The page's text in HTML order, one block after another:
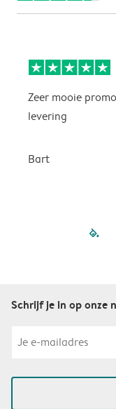
Zeer mooie
levering
Bart
Schrijf je in op onze